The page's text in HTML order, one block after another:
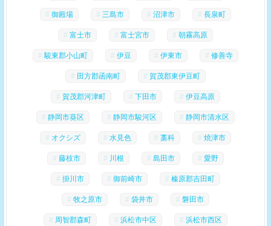
御殿場 三島市 沼津市 長泉町
富士市 富士宮市 朝霧高原
駿東郡小山町 伊豆 伊東市 修善寺
田方郡函南町 賀茂郡東伊豆町
賀茂郡河津町 下田市 伊豆高原
静岡市葵区 静岡市駿河区 静岡市清水区
オクシズ 水見色 藁科 焼津市
藤枝市 川根 島田市 愛野
掛川市 御前崎市 榛原郡吉田町
牧之原市 袋井市 磐田市
周智郡森町 浜松市中区 浜松市西区